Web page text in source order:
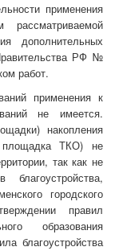
применения
рассматриваемой
дополнительных
РФ №
работ.
применения к
не имеется.
накопления
площадка ТКО) не
так как не
городского
правил
образования
благоустройства